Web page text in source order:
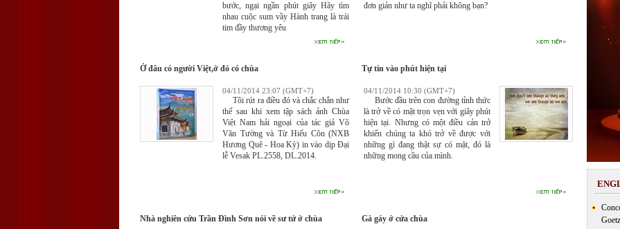
bước, ngại ngần phút giây Hãy tìm
nhau cuộc sum vầy Hành trang là trái
tim đầy thương yêu
đơn giản như ta nghĩ phải không bạn?
Ở đâu có người Việt,ở đó có chùa
04/11/2014 23:07 (GMT+7)
Tôi rút ra điều đó và chắc chắn như
thế sau khi xem tập sách ảnh Chùa
Việt Nam hải ngoại của tác giả Võ
Văn Tường và Từ Hiếu Côn (NXB
Hương Quê - Hoa Kỳ) in vào dịp Đại
lễ Vesak PL.2558, DL.2014.
Tự tin vào phút hiện tại
04/11/2014 10:30 (GMT+7)
Bước đầu trên con đường tỉnh thức
là trở về có mặt trọn vẹn với giây phút
hiện tại. Nhưng có một điều cản trở
khiến chúng ta khó trở về được với
những gì đang thật sự có mặt, đó là
những mong cầu của mình.
Nhà nghiên cứu Trần Đình Sơn nói về sư tử ở chùa Gà gáy ở cửa chùa
Goetz